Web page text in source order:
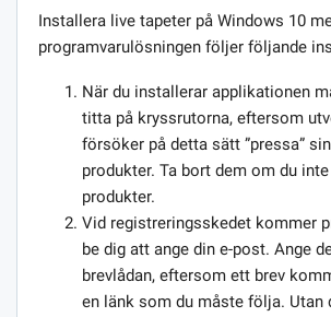
Installera live tapeter på Windows 10
programvarulösningen följer följande
När du installerar applikationen
titta på kryssrutorna, eftersom
försöker på detta sätt ”pressa”
produkter. Ta bort dem om du
produkter.
Vid registreringsskedet kommer
be dig att ange din e-post. Ange
brevlådan, eftersom ett brev
en länk som du måste följa. Utan